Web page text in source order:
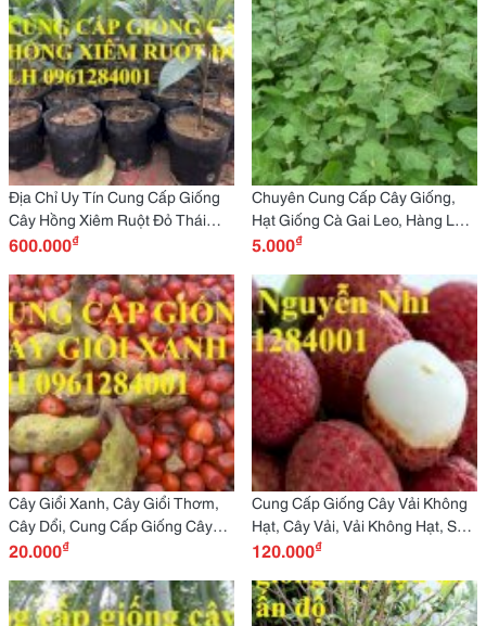
Địa Chỉ Uy Tín Cung Cấp Giống
Cây Hồng Xiêm Ruột Đỏ Thái
Lan Khổng Lồ -
600.000₫
Chuyên Cung Cấp Cây Giống,
Hạt Giống Cà Gai Leo, Hàng Loại
1, Số Lượng Lớn, Giao Hàng
5.000₫
Cây Giổi Xanh, Cây Giổi Thơm,
Cây Dổi, Cung Cấp Giống Cây
Giổi, Số Lượng Lớn, Giao Hàng
20.000₫
Cung Cấp Giống Cây Vải Không
Hạt, Cây Vải, Vải Không Hạt, Số
Lượng Lớn, Giao Hàng Toàn
120.000₫